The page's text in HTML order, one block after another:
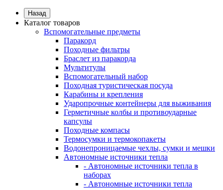
Назад
Каталог товаров
Вспомогательные предметы
Паракорд
Походные фильтры
Браслет из паракорда
Мультитулы
Вспомогательный набор
Походная туристическая посуда
Карабины и крепления
Ударопрочные контейнеры для выживания
Герметичные колбы и противоударные
капсулы
Походные компасы
Термосумки и термокопакеты
Водонепроницаемые чехлы, сумки и мешки
Автономные источники тепла
- Автономные источники тепла в
наборах
- Автономные источники тепла